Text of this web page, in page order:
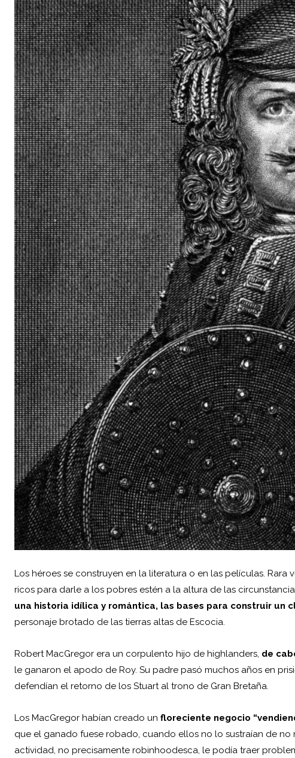
Los héroes se construyen en la literatura o en las películas.
ricos para darle a los pobres estén a la altura de las
una historia idílica y romántica, las bases para construir un
personaje brotado de las tierras altas de Escocia.
Robert MacGregor era un corpulento hijo de highlanders, de
le ganaron el apodo de Roy. Su padre pasó muchos años en
defendían el retorno de los Stuart al trono de Gran Bretaña.
Los MacGregor habían creado un floreciente negocio
que el ganado fuese robado, cuando ellos no lo sustraían de
actividad, no precisamente robinhoodesca, le podía traer